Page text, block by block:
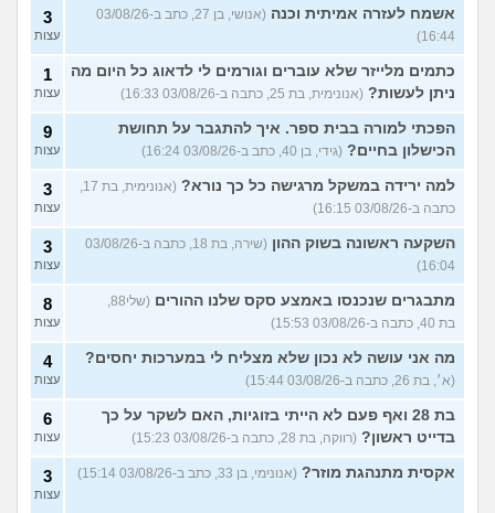
אשמח לעזרה אמיתית וכנה
(אנושי, בן 27, כתב ב-03/08/26
16:44)
3
עצות
כתמים מלייזר שלא עוברים וגורמים לי לדאוג כל היום מה
ניתן לעשות? (אנונימית, בת 25, כתבה ב-03/08/26 16:33)
1
עצות
הפכתי למורה בבית ספר. איך להתגבר על תחושת
הכישלון בחיים? (גידי, בן 40, כתב ב-03/08/26 16:24)
9
עצות
למה ירידה במשקל מרגישה כל כך נורא?
(אנונימית, בת 17,
כתבה ב-03/08/26 16:15)
3
עצות
השקעה ראשונה בשוק ההון
(שירה, בת 18, כתבה ב-03/08/26
16:04)
3
עצות
מתבגרים שנכנסו באמצע סקס שלנו ההורים
(שלי88,
בת 40, כתבה ב-03/08/26 15:53)
8
עצות
מה אני עושה לא נכון שלא מצליח לי במערכות יחסים?
(א׳, בת 26, כתבה ב-03/08/26 15:44)
4
עצות
בת 28 ואף פעם לא הייתי בזוגיות, האם לשקר על כך
בדייט ראשון? (רווקה, בת 28, כתבה ב-03/08/26 15:23)
6
עצות
אקסית מתנהגת מוזר? (אנונימי, בן 33, כתב ב-03/08/26 15:14) 3
עצות